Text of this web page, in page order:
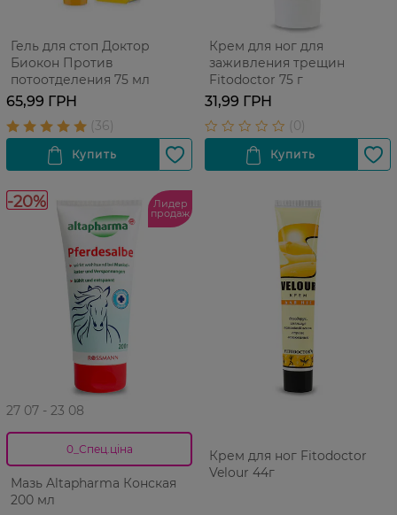
Гель для стоп Доктор
Биокон Против
потоотделения 75 мл
65,99 ГРН
Крем для ног для
заживления трещин
Fitodoctor 75 г
31,99 ГРН
-20% Лидер
продаж
27 07 - 23 08
0_Спец.ціна
Мазь Altapharma Конская
200 мл
Крем для ног Fitodoctor
Velour 44г